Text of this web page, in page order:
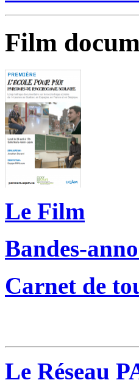
Film
Le Film
Bandes-
Carnet de
Le Réseau